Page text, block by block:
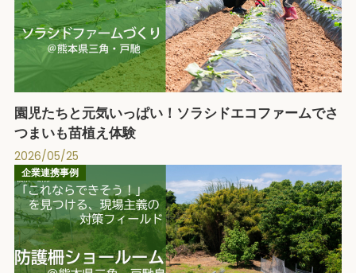
園児たちと元気いっぱい！ソラシドエコファームでさ
つまいも苗植え体験
2026/05/25
企業連携事例